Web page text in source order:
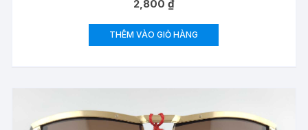
2,800₫
THÊM VÀO GIỎ HÀNG